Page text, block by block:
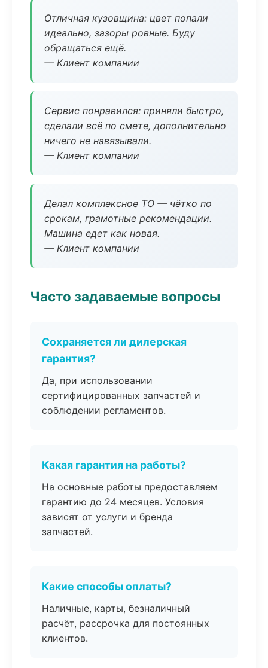
Отличная кузовщина: цвет попали
идеально, зазоры ровные. Буду
обращаться ещё.
— Клиент компании
Сервис понравился: приняли быстро,
сделали всё по смете, дополнительно
ничего не навязывали.
— Клиент компании
Делал комплексное ТО — чётко по
срокам, грамотные рекомендации.
Машина едет как новая.
— Клиент компании
Часто задаваемые вопросы
Сохраняется ли дилерская
гарантия?
Да, при использовании
сертифицированных запчастей и
соблюдении регламентов.
Какая гарантия на работы?
На основные работы предоставляем
гарантию до 24 месяцев. Условия
зависят от услуги и бренда
запчастей.
Какие способы оплаты?
Наличные, карты, безналичный
расчёт, рассрочка для постоянных
клиентов.